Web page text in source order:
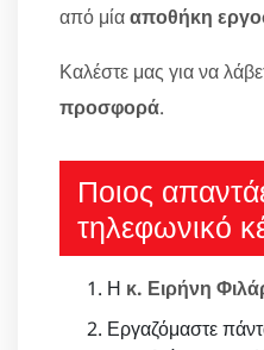
από μίααποθήκη
Καλέστε μας για να
προσφορά.
Ποιος
τηλεφωνικό
Η κ. Ειρήνη
Εργαζόμαστε